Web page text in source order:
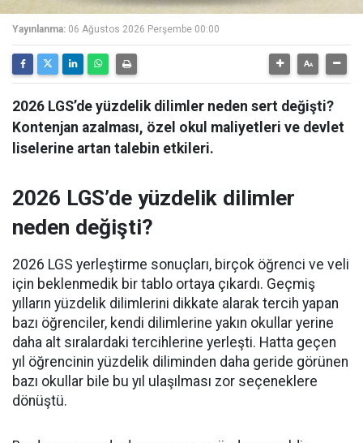
Yayınlanma: 06 Ağustos 2026 Perşembe 00:00
2026 LGS’de yüzdelik dilimler neden sert değişti?
Kontenjan azalması, özel okul maliyetleri ve devlet
liselerine artan talebin etkileri.
2026 LGS’de yüzdelik dilimler
neden değişti?
2026 LGS yerleştirme sonuçları, birçok öğrenci ve veli
için beklenmedik bir tablo ortaya çıkardı. Geçmiş
yılların yüzdelik dilimlerini dikkate alarak tercih yapan
bazı öğrenciler, kendi dilimlerine yakın okullar yerine
daha alt sıralardaki tercihlerine yerleşti. Hatta geçen
yıl öğrencinin yüzdelik diliminden daha geride görünen
bazı okullar bile bu yıl ulaşılması zor seçeneklere
dönüştü.